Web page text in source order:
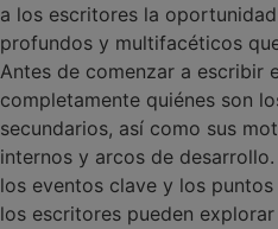
a los escritores la
profundos y multifacéticos
Antes de comenzar a escribir
completamente quiénes son
secundarios, así como sus
internos y arcos de
los eventos clave y los
los escritores pueden